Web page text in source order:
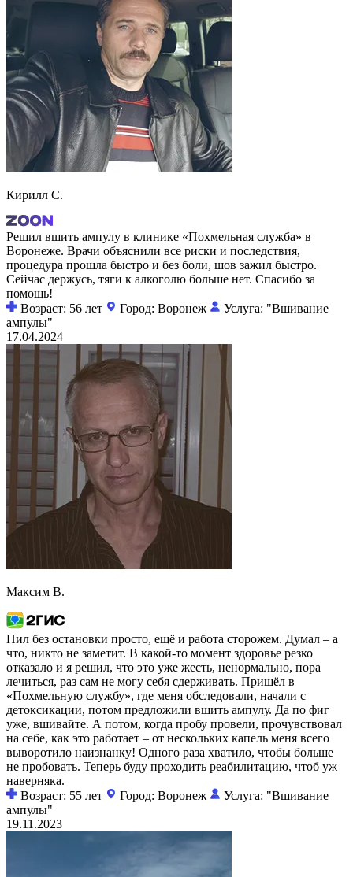
Кирилл С.
Решил вшить ампулу в клинике «Похмельная служба» в
Воронеже. Врачи объяснили все риски и последствия,
процедура прошла быстро и без боли, шов зажил быстро.
Сейчас держусь, тяги к алкоголю больше нет. Спасибо за
помощь!
Возраст: 56 лет
Город: Воронеж
Услуга: "Вшивание
ампулы"
17.04.2024
Максим В.
Пил без остановки просто, ещё и работа сторожем. Думал – а
что, никто не заметит. В какой-то момент здоровье резко
отказало и я решил, что это уже жесть, ненормально, пора
лечиться, раз сам не могу себя сдерживать. Пришёл в
«Похмельную службу», где меня обследовали, начали с
детоксикации, потом предложили вшить ампулу. Да по фиг
уже, вшивайте. А потом, когда пробу провели, прочувствовал
на себе, как это работает – от нескольких капель меня всего
выворотило наизнанку! Одного раза хватило, чтобы больше
не пробовать. Теперь буду проходить реабилитацию, чтоб уж
наверняка.
Возраст: 55 лет
Город: Воронеж
Услуга: "Вшивание
ампулы"
19.11.2023